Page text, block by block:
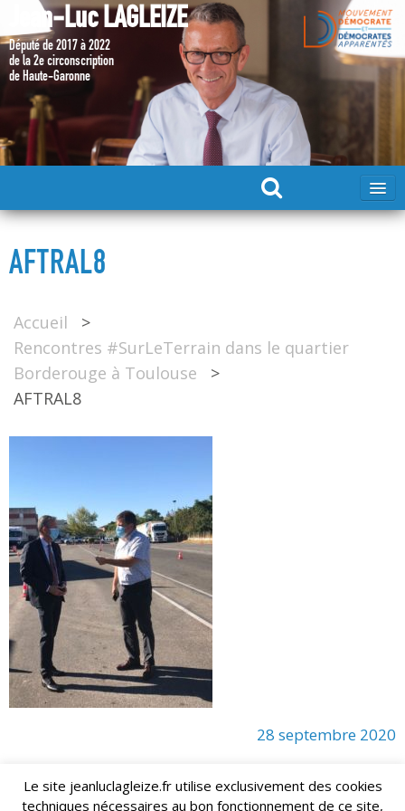
Jean-Luc LAGLEIZE
Député de 2017 à 2022
de la 2e circonscription
de Haute-Garonne
DÉPUTÉ 2017 – 2022
MES ACTIONS 2017 – 2022
AFTRAL8
Accueil
>
Rencontres #SurLeTerrain dans le quartier
Borderouge à Toulouse
>
AFTRAL8
28 septembre 2020
Le site jeanluclagleize.fr utilise exclusivement des cookies
techniques nécessaires au bon fonctionnement de ce site,